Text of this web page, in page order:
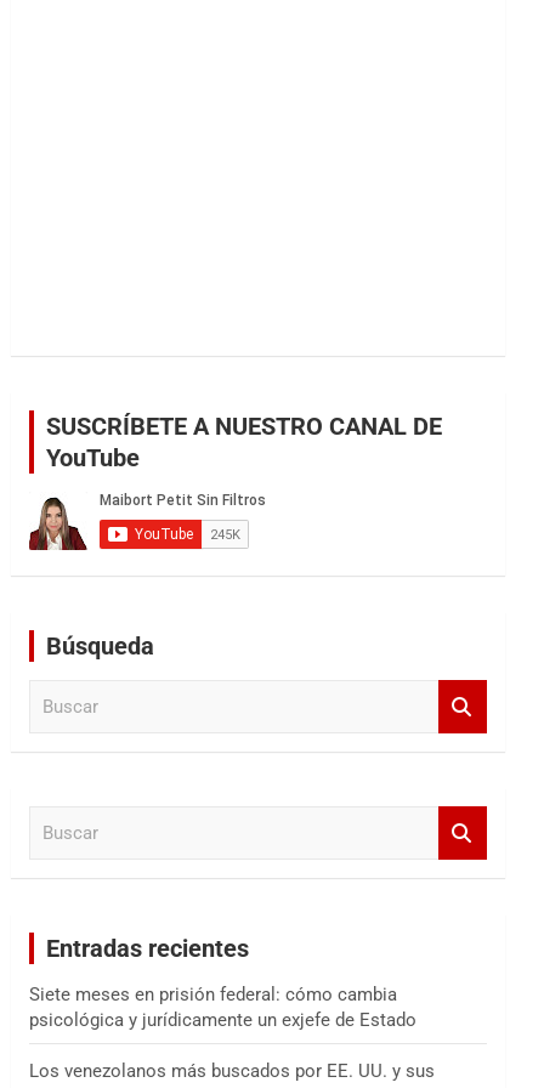
SUSCRÍBETE A NUESTRO CANAL DE
YouTube
Búsqueda
Entradas recientes
Siete meses en prisión federal: cómo cambia
psicológica y jurídicamente un exjefe de Estado
Los venezolanos más buscados por EE. UU. y sus